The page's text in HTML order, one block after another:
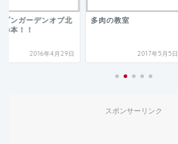
の教室
2017年5月5日
プレミアム大玉トマ
2015年8月24日
スポンサーリンク